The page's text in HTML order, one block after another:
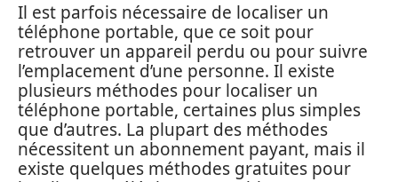
Il est parfois nécessaire de localiser un
téléphone portable, que ce soit pour
retrouver un appareil perdu ou pour suivre
l’emplacement d’une personne. Il existe
plusieurs méthodes pour localiser un
téléphone portable, certaines plus simples
que d’autres. La plupart des méthodes
nécessitent un abonnement payant, mais il
existe quelques méthodes gratuites pour